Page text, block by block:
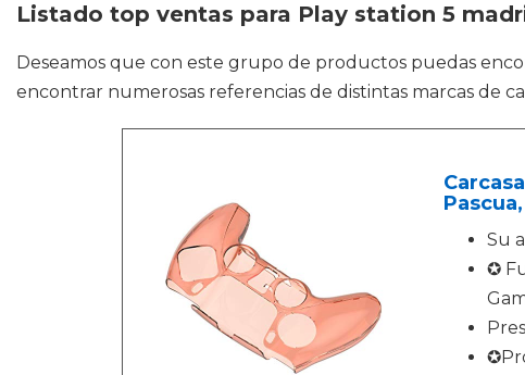
Listado top ventas para Play station 5
Deseamos que con este grupo de productos puedas
encontrar numerosas referencias de distintas marcas de
Su
✪